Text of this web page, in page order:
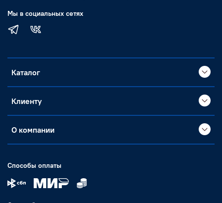
Мы в социальных сетях
Каталог
Клиенту
О компании
Способы оплаты